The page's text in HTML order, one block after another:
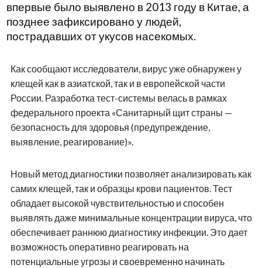
впервые было выявлено в 2013 году в Китае, а
позднее зафиксировано у людей,
пострадавших от укусов насекомых.
Как сообщают исследователи, вирус уже обнаружен у
клещей как в азиатской, так и в европейской части
России. Разработка тест-системы велась в рамках
федерального проекта «Санитарный щит страны —
безопасность для здоровья (предупреждение,
выявление, реагирование)».
Новый метод диагностики позволяет анализировать как
самих клещей, так и образцы крови пациентов. Тест
обладает высокой чувствительностью и способен
выявлять даже минимальные концентрации вируса, что
обеспечивает раннюю диагностику инфекции. Это дает
возможность оперативно реагировать на
потенциальные угрозы и своевременно начинать